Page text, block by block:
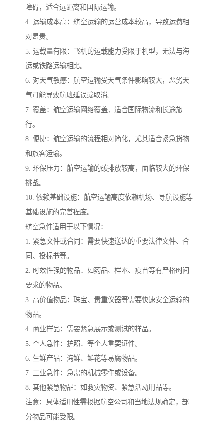
障碍，适合远距离和国际运输。
4. 运输成本高：航空运输的运营成本较高，导致运费相
对昂贵。
5. 运载量有限：飞机的运载能力受限于机型，无法与海
运或铁路运输相比。
6. 对天气敏感：航空运输受天气条件影响较大，恶劣天
气可能导致航班延误或取消。
7. 覆盖：航空运输网络覆盖，适合国际物流和长途旅
行。
8. 便捷：航空运输的流程相对简化，尤其适合紧急货物
和旅客运输。
9. 环保压力：航空运输的碳排放较高，面临较大的环保
挑战。
10. 依赖基础设施：航空运输高度依赖机场、导航设施等
基础设施的完善程度。
航空急件适用于以下情况：
1. 紧急文件或合同：需要快速送达的重要法律文件、合
同、投标书等。
2. 时效性强的物品：如药品、样本、疫苗等有严格时间
要求的物品。
3. 高价值物品：珠宝、贵重仪器等需要快速安全运输的
物品。
4. 商业样品：需要紧急展示或测试的样品。
5. 个人急件：护照、等个人重要证件。
6. 生鲜产品：海鲜、鲜花等易腐物品。
7. 工业急件：急需的机械零件或设备。
8. 其他紧急物品：如救灾物资、紧急活动用品等。
注意：具体适用性需根据航空公司和当地法规确定，部
分物品可能受限。